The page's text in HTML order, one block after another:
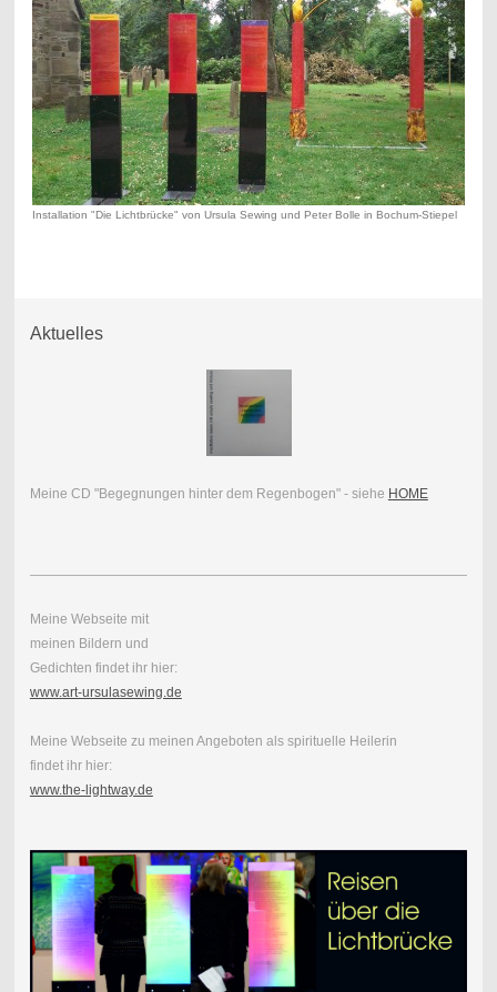
Installation "Die Lichtbrücke" von Ursula Sewing und Peter Bolle in Bochum-Stiepel
Aktuelles
Meine CD "Begegnungen hinter dem Regenbogen" - siehe HOME
Meine Webseite mit
meinen Bildern und
Gedichten findet ihr hier:
www.art-ursulasewing.de
Meine Webseite zu meinen Angeboten als spirituelle Heilerin
findet ihr hier:
www.the-lightway.de